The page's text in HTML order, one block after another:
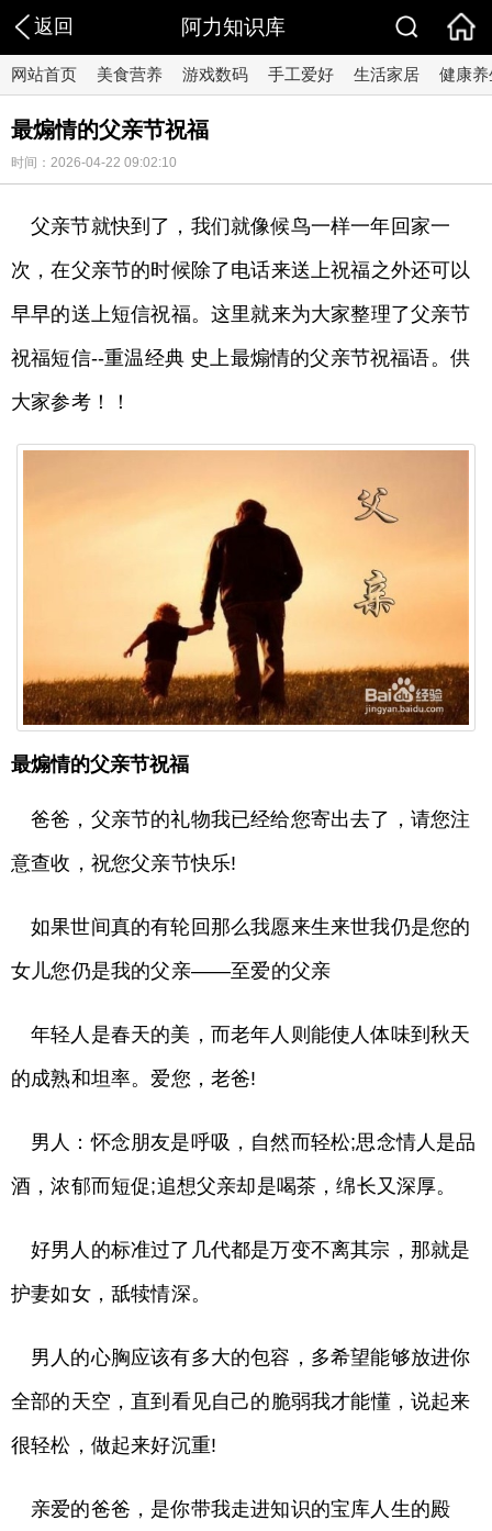
返回 阿力知识库
网站首页 美食营养 游戏数码 手工爱好 生活家居 健康养
最煽情的父亲节祝福
时间：2026-04-22 09:02:10
父亲节就快到了，我们就像候鸟一样一年回家一
次，在父亲节的时候除了电话来送上祝福之外还可以
早早的送上短信祝福。这里就来为大家整理了父亲节
祝福短信--重温经典 史上最煽情的父亲节祝福语。供
大家参考！！
最煽情的父亲节祝福
爸爸，父亲节的礼物我已经给您寄出去了，请您注
意查收，祝您父亲节快乐!
如果世间真的有轮回那么我愿来生来世我仍是您的
女儿您仍是我的父亲——至爱的父亲
年轻人是春天的美，而老年人则能使人体味到秋天
的成熟和坦率。爱您，老爸!
男人：怀念朋友是呼吸，自然而轻松;思念情人是品
酒，浓郁而短促;追想父亲却是喝茶，绵长又深厚。
好男人的标准过了几代都是万变不离其宗，那就是
护妻如女，舐犊情深。
男人的心胸应该有多大的包容，多希望能够放进你
全部的天空，直到看见自己的脆弱我才能懂，说起来
很轻松，做起来好沉重!
亲爱的爸爸，是你带我走进知识的宝库人生的殿